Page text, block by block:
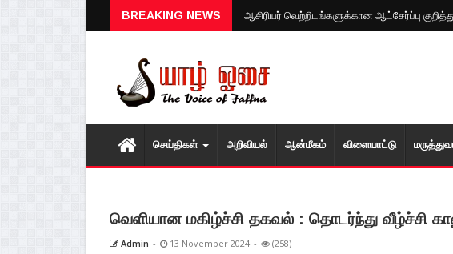
BREAKING NEWS ஆசிரியர் வெற்றிடங்களுக்கான ஆட்சேர்ப்பு
செய்திகள் அறிவியல் ஆன்மீகம் விளையாட்டு
வெளியான மகிழ்ச்சி தகவல் : தொடர்ந்து வீழ்ச்சி
Admin - 13 November 2024 - (258)